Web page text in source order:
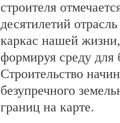
строителя
десятилетий
каркас нашей
формируя среду
Строительство
безупречного
границ на карте.